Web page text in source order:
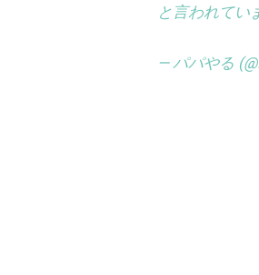
と言われてい
— パパやる